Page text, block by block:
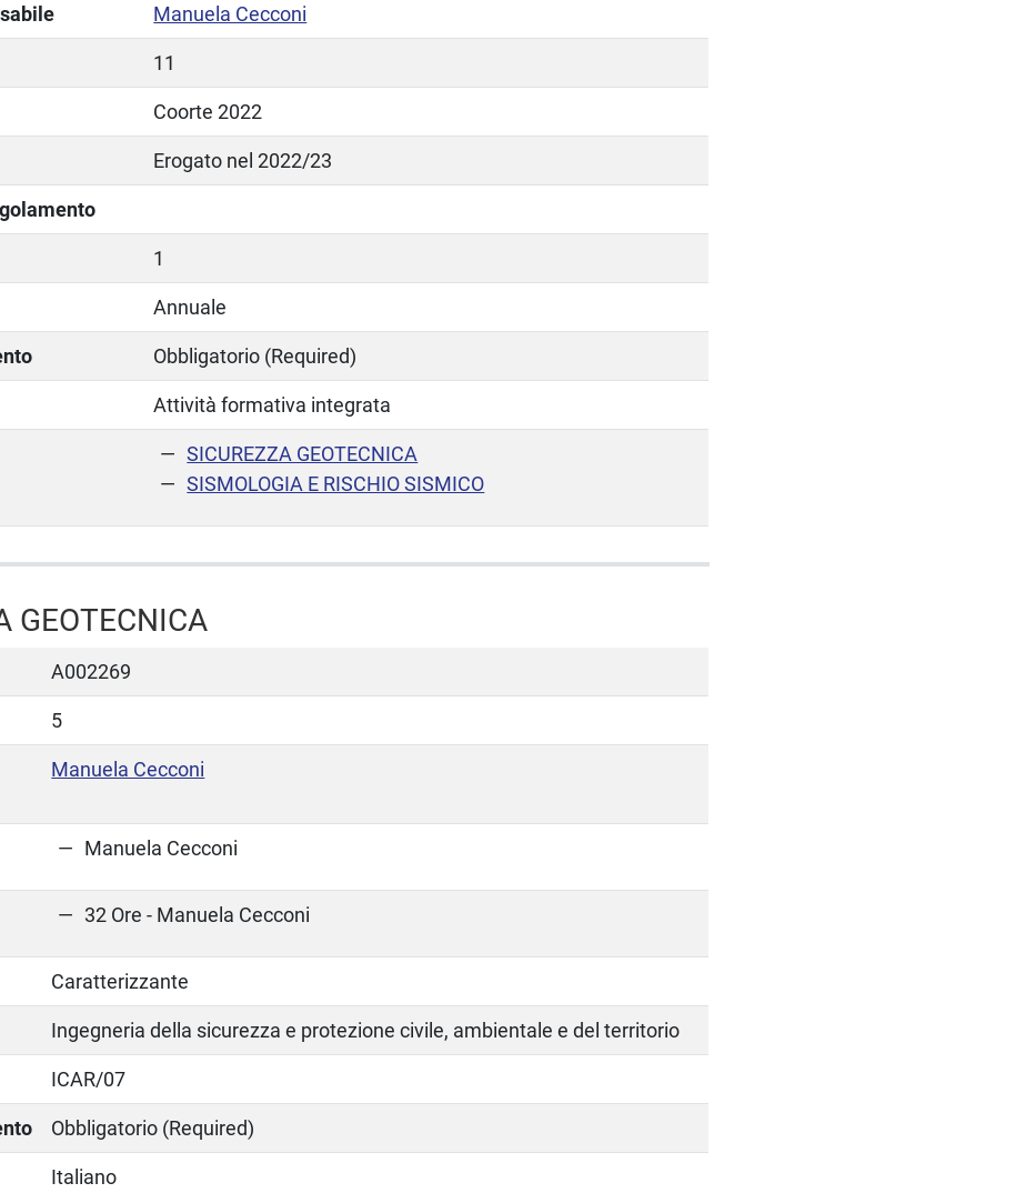
Manuela Cecconi
11
Coorte 2022
Erogato nel 2022/23
1
Annuale
Obbligatorio (Required)
Attività formativa integrata
SICUREZZA GEOTECNICA
SISMOLOGIA E RISCHIO SISMICO
GEOTECNICA
A002269
5
Manuela Cecconi
Manuela Cecconi
32 Ore - Manuela Cecconi
Caratterizzante
Ingegneria della sicurezza e protezione civile, ambientale e del territorio
ICAR/07
Obbligatorio (Required)
Italiano